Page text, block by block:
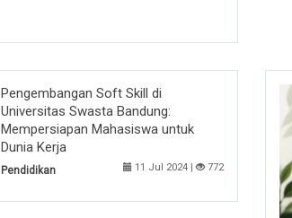
Pengembangan Soft Skill di
Universitas Swasta Bandung:
Mempersiapan Mahasiswa untuk
Dunia Kerja
Pendidikan 11 Jul 2024 | 772